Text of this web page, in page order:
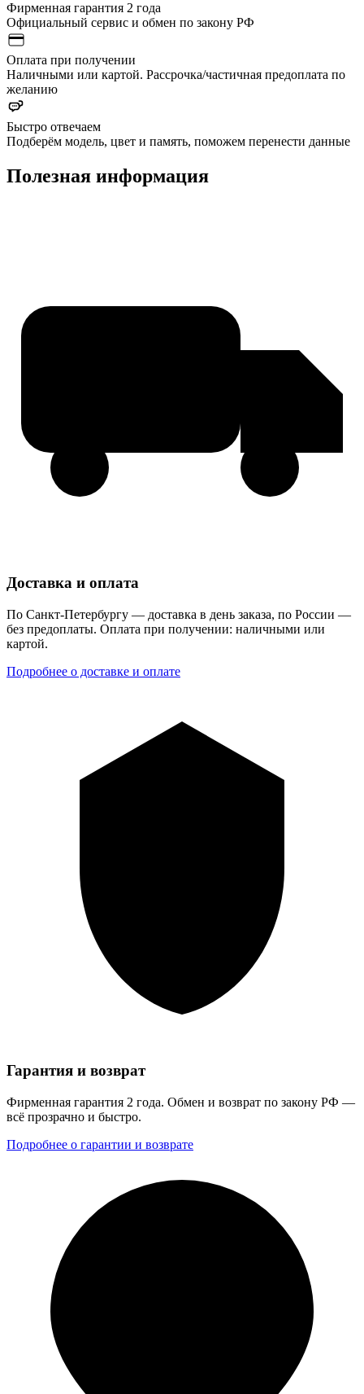
Фирменная гарантия 2 года
Официальный сервис и обмен по закону РФ
Оплата при получении
Наличными или картой. Рассрочка/частичная предоплата по
желанию
Быстро отвечаем
Подберём модель, цвет и память, поможем перенести данные
Полезная информация
Доставка и оплата
По Санкт-Петербургу — доставка в день заказа, по России —
без предоплаты. Оплата при получении: наличными или
картой.
Подробнее о доставке и оплате
Гарантия и возврат
Фирменная гарантия 2 года. Обмен и возврат по закону РФ —
всё прозрачно и быстро.
Подробнее о гарантии и возврате